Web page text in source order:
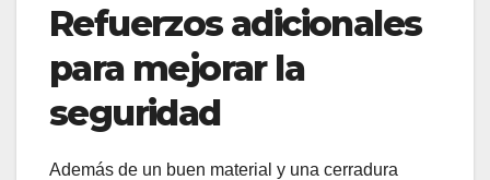
Refuerzos adicionales
para mejorar la
seguridad
Además de un buen material y una cerradura